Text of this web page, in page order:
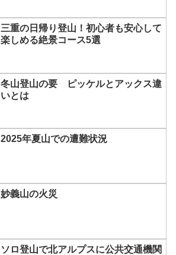
三重の日帰り登山！初心者も安心して
楽しめる絶景コース5選
冬山登山の要 ピッケルとアックス違
いとは
2025年夏山での遭難状況
妙義山の火災
ソロ登山で北アルプスに公共交通機関